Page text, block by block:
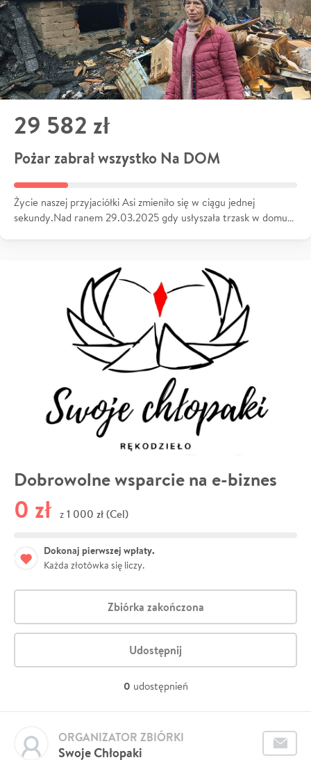
29 582 zł
Pożar zabrał wszystko Na DOM
Życie naszej przyjaciółki Asi zmieniło się w ciągu jednej
sekundy.Nad ranem 29.03.2025 gdy usłyszała trzask w domu…
Dobrowolne wsparcie na e-biznes
0 zł z 1 000 zł (Cel)
Dokonaj pierwszej wpłaty.
Każda złotówka się liczy.
Zbiórka zakończona
Udostępnij
0 udostępnień
Swoje Chłopaki
ORGANIZATOR ZBIÓRKI